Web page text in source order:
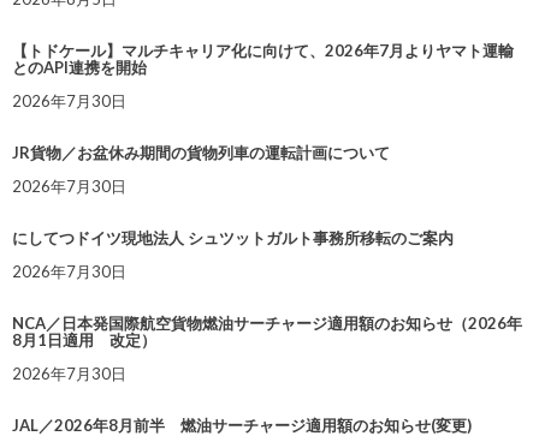
【トドケール】マルチキャリア化に向けて、2026年7月よりヤマト運輸
とのAPI連携を開始
2026年7月30日
JR貨物／お盆休み期間の貨物列車の運転計画について
2026年7月30日
にしてつドイツ現地法人 シュツットガルト事務所移転のご案内
2026年7月30日
NCA／日本発国際航空貨物燃油サーチャージ適用額のお知らせ（2026年
8月1日適用 改定）
2026年7月30日
JAL／2026年8月前半 燃油サーチャージ適用額のお知らせ(変更)